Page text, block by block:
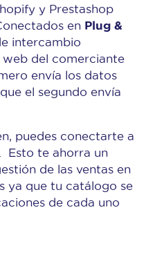
y Prestashop
en Plug &
intercambio
del comerciante
envía los datos
el segundo envía
puedes conectarte a
Esto te ahorra un
de las ventas en
ya que tu catálogo se
de cada uno